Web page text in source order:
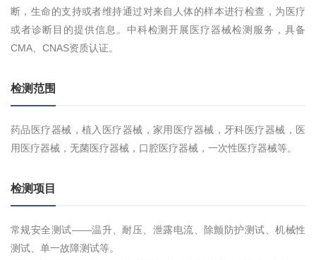
断，生命的支持或者维持通过对来自人体的样本进行检查，为医疗
或者诊断目的提供信息。中科检测开展医疗器械检测服务，具备
CMA、CNAS资质认证。
检测范围
药品医疗器械，植入医疗器械，家用医疗器械，牙科医疗器械，医
用医疗器械，无菌医疗器械，口腔医疗器械，一次性医疗器械等。
检测项目
常规安全测试——温升、耐压、泄露电流、除颤防护测试、机械性
测试、单一故障测试等。